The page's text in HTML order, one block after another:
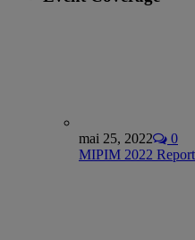
mai 25, 2022
0
MIPIM 2022